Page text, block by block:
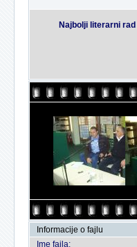
Najbolji literarni
Informacije o fajlu
Ime fajla: